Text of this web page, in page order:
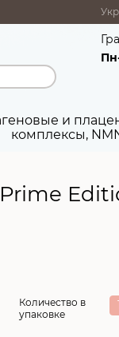
Укр
и
комплексы,
Количество в
упаковке